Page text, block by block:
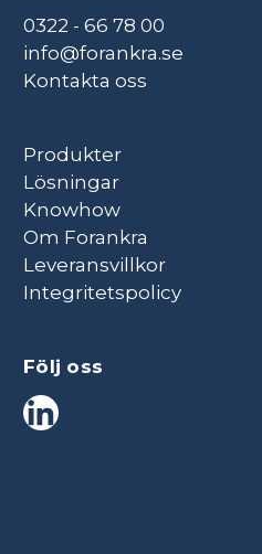
0322 - 66 78 00
info@forankra.se
Kontakta oss
Produkter
Lösningar
Knowhow
Om Forankra
Leveransvillkor
Integritetspolicy
Följ oss